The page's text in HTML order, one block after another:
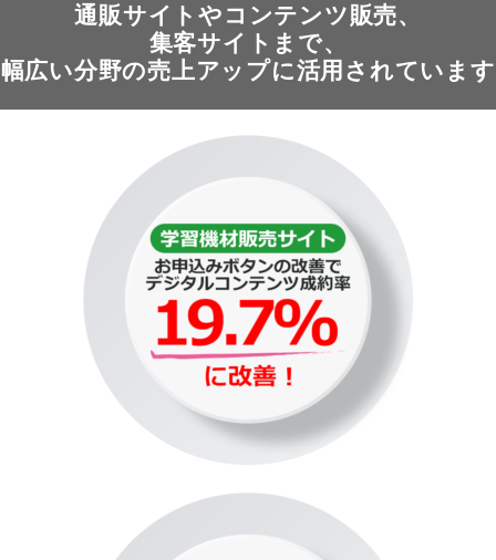
通販サイトや コンテンツ販売、
集客サイトまで、
幅広い分野の売上アップに活用されています